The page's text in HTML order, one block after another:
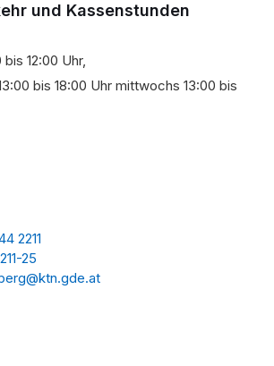
und Kassenstunden
12:00 Uhr,
bis 18:00 Uhr mittwochs 13:00 bis
2211
25